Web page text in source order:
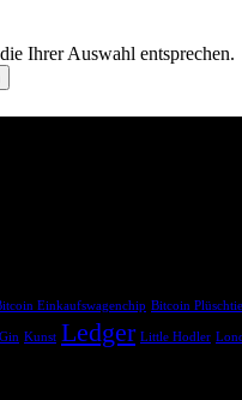
Ihrer Auswahl entsprechen.
Einkaufswagenchip Bitcoin
Kunst Ledger Little Hodler